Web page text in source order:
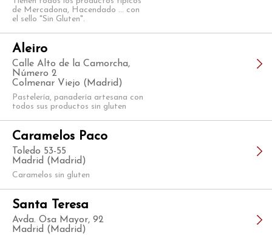
de Mercadona, Hacendado ... con
el sello "Sin Gluten".
Aleiro
Calle Alto de la Camorcha,
Número 2
Colmenar Viejo (Madrid)
Pastelería, panadería artesana con
todos sus productos sin gluten
Caramelos Paco
Toledo 53-55
Madrid (Madrid)
Caramelos sin gluten
Santa Teresa
Avda. Osa Mayor, 92
Madrid (Madrid)